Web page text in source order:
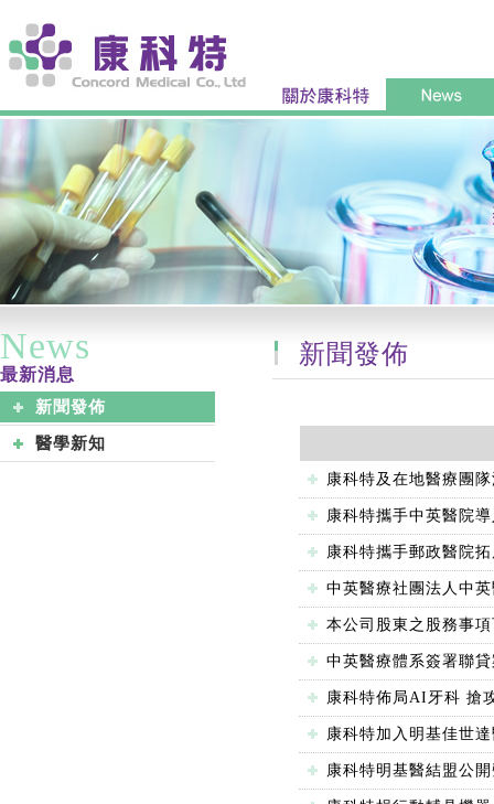
News
最新消息
新聞發佈
醫學新知
新聞發佈
康科特及在地醫療團
康科特攜手中英醫院
康科特攜手郵政醫院
中英醫療社團法人中
本公司股東之股務事
中英醫療體系簽署聯
康科特佈局AI牙科 搶
康科特加入明基佳世
康科特明基醫結盟公